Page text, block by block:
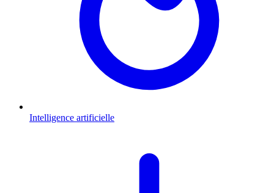
Intelligence artificielle